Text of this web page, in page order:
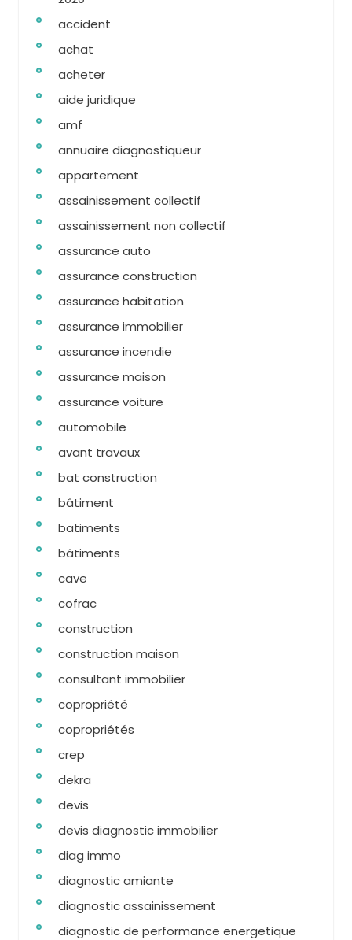
accident
achat
acheter
aide juridique
amf
annuaire diagnostiqueur
appartement
assainissement collectif
assainissement non collectif
assurance auto
assurance construction
assurance habitation
assurance immobilier
assurance incendie
assurance maison
assurance voiture
automobile
avant travaux
bat construction
bâtiment
batiments
bâtiments
cave
cofrac
construction
construction maison
consultant immobilier
copropriété
copropriétés
crep
dekra
devis
devis diagnostic immobilier
diag immo
diagnostic amiante
diagnostic assainissement
diagnostic de performance energetique